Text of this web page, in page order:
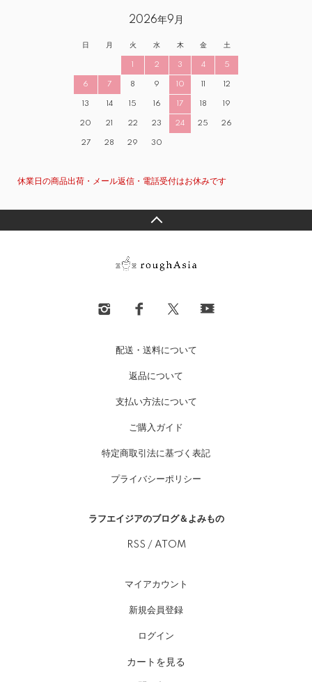
2026年9月
日 月 火 水 木 金 土
1 2 3 4 5
6 7 8 9 10 11 12
13 14 15 16 17 18 19
20 21 22 23 24 25 26
27 28 29 30
休業日の商品出荷・メール返信・電話受付はお休みです
配送・送料について
返品について
支払い方法について
ご購入ガイド
特定商取引法に基づく表記
プライバシーポリシー
ラフエイジアのブログ＆よみもの
RSS / ATOM
マイアカウント
新規会員登録
ログイン
カートを見る